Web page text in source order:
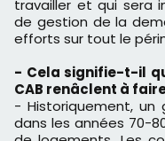
travailler et qui sera
de gestion de la
efforts sur tout le
- Cela signifie-t-il
CAB renâclent à
- Historiquement,
dans les années 70-